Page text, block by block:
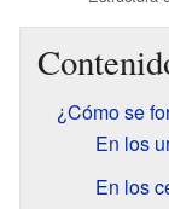
¿Cómo se
En los
En los